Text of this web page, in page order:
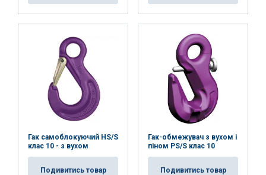
Гак самоблокуючий HS/S
клас 10 - з вухом
Подивитись товар
Гак-обмежувач з вухом і
піном PS/S клас 10
Подивитись товар